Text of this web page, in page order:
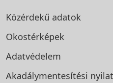
Közérdekű adatok
Okostérképek
Adatvédelem
Akadálymentesítési